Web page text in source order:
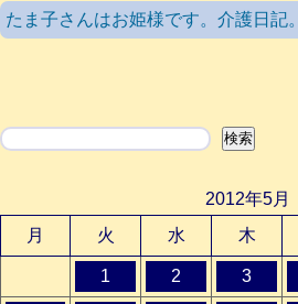
たま子さんはお姫様です。介護日記
検索 検索
2012年5月
月
火 水 木
1 2 3